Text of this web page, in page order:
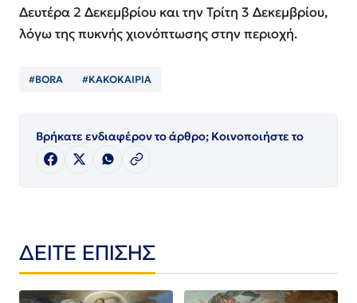
Δευτέρα 2 Δεκεμβρίου και την Τρίτη 3 Δεκεμβρίου,
λόγω της πυκνής χιονόπτωσης στην περιοχή.
#BORA #ΚΑΚΟΚΑΙΡΙΑ
Βρήκατε ενδιαφέρον το άρθρο; Κοινοποιήστε το
ΔΕΙΤΕ ΕΠΙΣΗΣ